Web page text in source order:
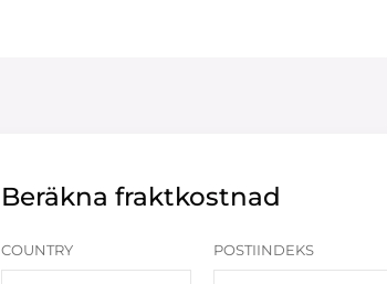
Beräkna fraktkostnad
COUNTRY POSTIINDEKS